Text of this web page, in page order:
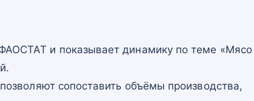
и показывает динамику по теме «Мясо
сопоставить объёмы производства,